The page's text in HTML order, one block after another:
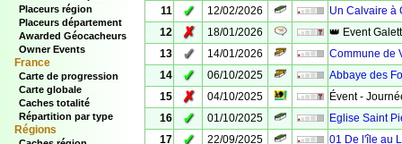
Placeurs région
Placeurs département
Awarded Géocacheurs
Owner Events
France
Carte de progression
Carte globale
Caches totalité
Répartition par type
Régions
11
✓ 12/02/2026
Un Calvaire à
12
✗ 18/01/2026
👑 Event
13
✓ 14/01/2026
Commune de
14
✓ 06/10/2025
Abbaye des
15
✗ 04/10/2025
Évent -
16
✓ 01/10/2025
Eglise Saint
17
✓ 22/09/2025
01 De l'île au